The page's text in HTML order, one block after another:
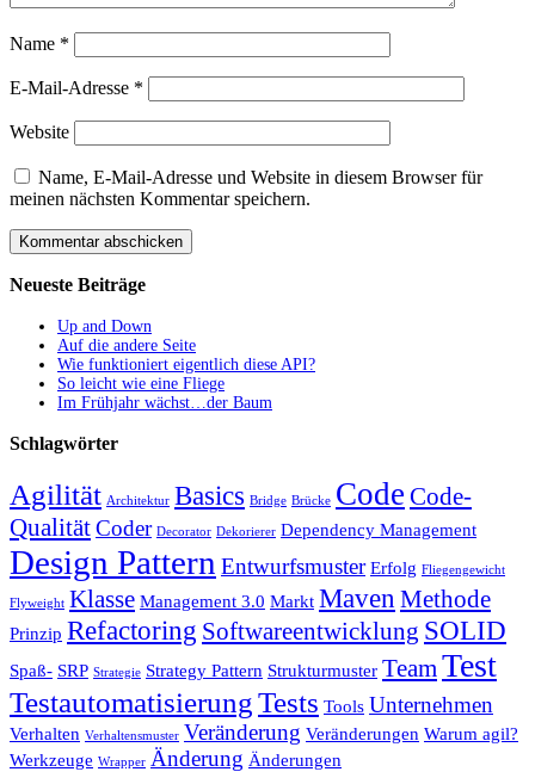
Name *
E-Mail-Adresse *
Website
Name, E-Mail-Adresse und Website in diesem Browser für
meinen nächsten Kommentar speichern.
Neueste Beiträge
Up and Down
Auf die andere Seite
Wie funktioniert eigentlich diese API?
So leicht wie eine Fliege
Im Frühjahr wächst…der Baum
Schlagwörter
Agilität Architektur Basics Bridge Brücke Code Code-
QualitätCoder Decorator Dekorierer Dependency Management
Design Pattern Entwurfsmuster Erfolg Fliegengewicht
Flyweight Klasse Management 3.0 Markt Maven Methode
Prinzip Refactoring Softwareentwicklung SOLID
Spaß- SRP Strategie Strategy Pattern Strukturmuster Team Test
TestautomatisierungTests Tools Unternehmen
Verhalten Verhaltensmuster Veränderung Veränderungen Warum agil?
Werkzeuge Wrapper Änderung Änderungen